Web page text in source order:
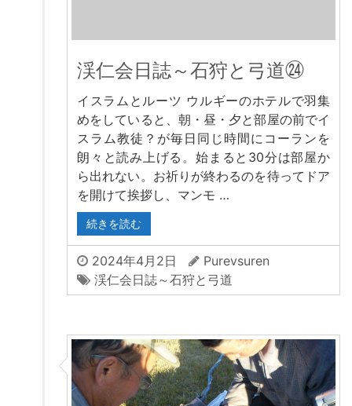
渓仁会日誌～石狩と弓道㉔
イスラムとルーツ ウルギーのホテルで羽集
めをしていると、朝・昼・夕と部屋の前でイ
スラム教徒？が毎日同じ時間にコーランを
朗々と読み上げる。始まると30分は部屋か
ら出れない。お祈りが終わるのを待ってドア
を開けて挨拶し、マンモ …
続きを読む
2024年4月2日
Purevsuren
渓仁会日誌～石狩と弓道